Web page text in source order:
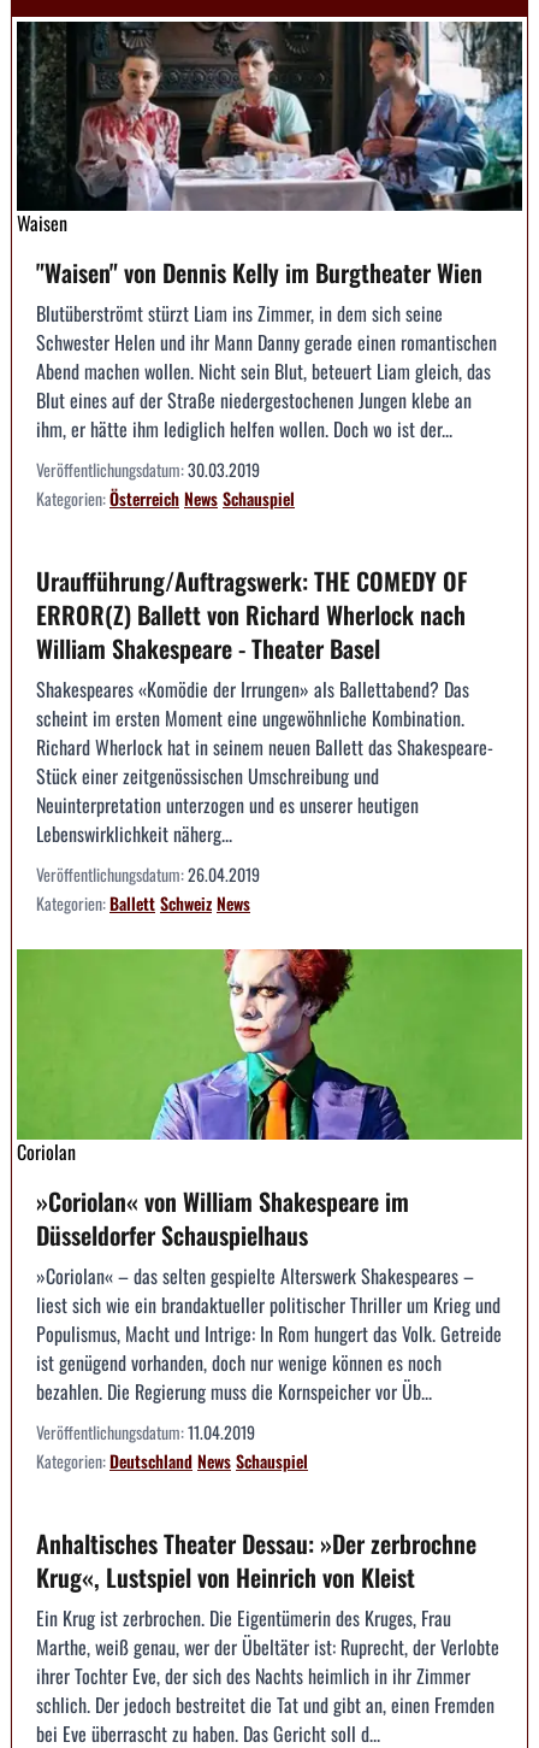
Waisen
"Waisen" von Dennis Kelly im Burgtheater Wien
Blutüberströmt stürzt Liam ins Zimmer, in dem sich seine
Schwester Helen und ihr Mann Danny gerade einen romantischen
Abend machen wollen. Nicht sein Blut, beteuert Liam gleich, das
Blut eines auf der Straße niedergestochenen Jungen klebe an
ihm, er hätte ihm lediglich helfen wollen. Doch wo ist der...
Veröffentlichungsdatum:30.03.2019
Kategorien:ÖsterreichNewsSchauspiel
Uraufführung/Auftragswerk: THE COMEDY OF
ERROR(Z) Ballett von Richard Wherlock nach
William Shakespeare - Theater Basel
Shakespeares «Komödie der Irrungen» als Ballettabend? Das
scheint im ersten Moment eine ungewöhnliche Kombination.
Richard Wherlock hat in seinem neuen Ballett das Shakespeare-
Stück einer zeitgenössischen Umschreibung und
Neuinterpretation unterzogen und es unserer heutigen
Lebenswirklichkeit näherg...
Veröffentlichungsdatum:26.04.2019
Kategorien:BallettSchweizNews
Coriolan
»Coriolan« von William Shakespeare im
Düsseldorfer Schauspielhaus
»Coriolan« – das selten gespielte Alterswerk Shakespeares –
liest sich wie ein brandaktueller politischer Thriller um Krieg und
Populismus, Macht und Intrige: In Rom hungert das Volk. Getreide
ist genügend vorhanden, doch nur wenige können es noch
bezahlen. Die Regierung muss die Kornspeicher vor Üb...
Veröffentlichungsdatum:11.04.2019
Kategorien:DeutschlandNewsSchauspiel
Anhaltisches Theater Dessau: »Der zerbrochne
Krug«, Lustspiel von Heinrich von Kleist
Ein Krug ist zerbrochen. Die Eigentümerin des Kruges, Frau
Marthe, weiß genau, wer der Übeltäter ist: Ruprecht, der Verlobte
ihrer Tochter Eve, der sich des Nachts heimlich in ihr Zimmer
schlich. Der jedoch bestreitet die Tat und gibt an, einen Fremden
bei Eve überrascht zu haben. Das Gericht soll d...